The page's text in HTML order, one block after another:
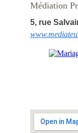
Médiation
5, rue